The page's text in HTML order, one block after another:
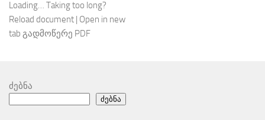
Loading… Taking too long?
Reload document | Open in new
tab გადმოწერე PDF
ძებნა
ძებნა